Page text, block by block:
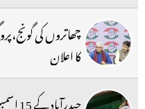
چھاتروں کی
کا اعلان